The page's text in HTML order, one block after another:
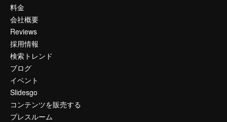
料金
会社概要
Reviews
採用情報
検索トレンド
ブログ
イベント
Slidesgo
コンテンツを販売する
プレスルーム